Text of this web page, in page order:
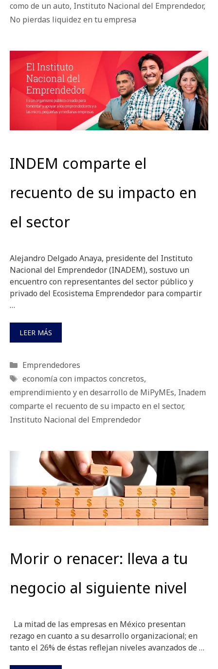
como de un auto, Instituto Nacional del Emprendedor,
No pierdas liquidez en tu empresa
INDEM comparte el
recuento de su impacto en
el sector
Alejandro Delgado Anaya, presidente del Instituto
Nacional del Emprendedor (INADEM), sostuvo un
encuentro con representantes del sector público y
privado del Ecosistema Emprendedor para compartir
…
LEER MÁS
Categorías
Emprendedores
Etiquetas
economía con impactos concretos,
emprendimiento y en desarrollo de MiPyMEs, Inadem
comparte el recuento de su impacto en el sector,
Instituto Nacional del Emprendedor
Morir o renacer: lleva a tu
negocio al siguiente nivel
La mitad de las empresas en México presentan
rezago en cuanto a su desarrollo organizacional; en
tanto el 26% de éstas reflejan niveles avanzados de …